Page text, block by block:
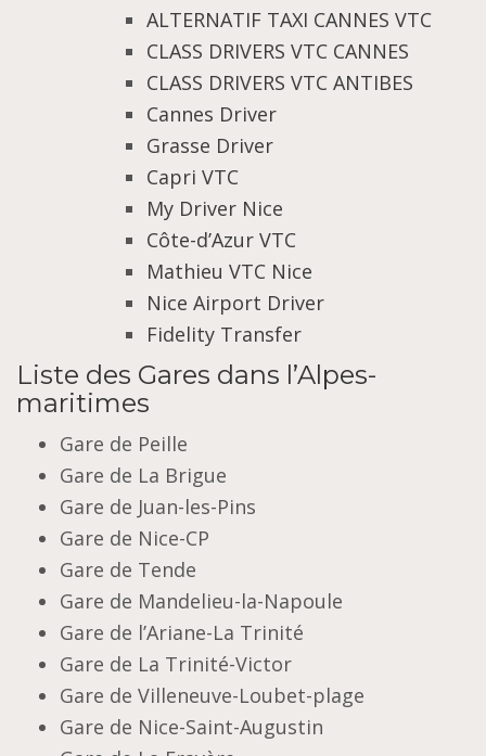
ALTERNATIF TAXI CANNES VTC
CLASS DRIVERS VTC CANNES
CLASS DRIVERS VTC ANTIBES
Cannes Driver
Grasse Driver
Capri VTC
My Driver Nice
Côte-d’Azur VTC
Mathieu VTC Nice
Nice Airport Driver
Fidelity Transfer
Liste des Gares dans l’Alpes-
maritimes
Gare de Peille
Gare de La Brigue
Gare de Juan-les-Pins
Gare de Nice-CP
Gare de Tende
Gare de Mandelieu-la-Napoule
Gare de l’Ariane-La Trinité
Gare de La Trinité-Victor
Gare de Villeneuve-Loubet-plage
Gare de Nice-Saint-Augustin